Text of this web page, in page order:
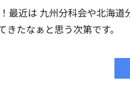
最近は 九州分科会や北海道
たなぁと思う次第です。